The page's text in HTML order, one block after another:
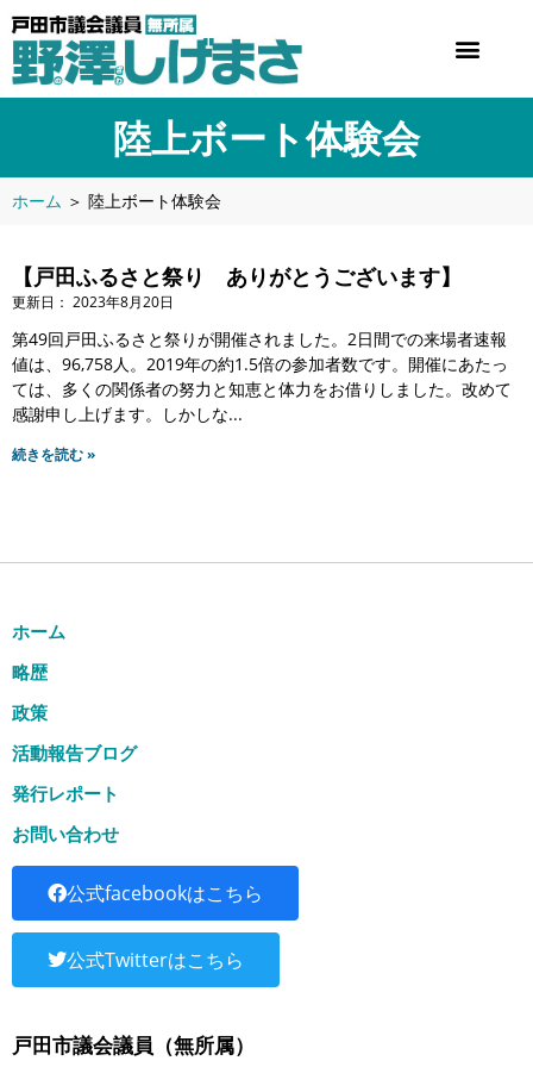
陸上ボート体験会
ホーム ＞ 陸上ボート体験会
【戸田ふるさと祭り ありがとうございます】
2023年8月20日
第49回戸田ふるさと祭りが開催されました。2日間での来場者速報
値は、96,758人。2019年の約1.5倍の参加者数です。開催にあたっ
ては、多くの関係者の努力と知恵と体力をお借りしました。改めて
感謝申し上げます。しかしな
続きを読む »
ホーム
略歴
政策
活動報告ブログ
発行レポート
お問い合わせ
公式facebookはこちら
公式Twitterはこちら
戸田市議会議員（無所属）